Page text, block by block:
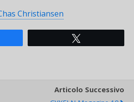
Christiansen
Articolo Successivo